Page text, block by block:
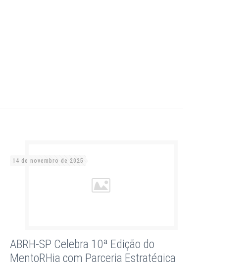
14 de novembro de 2025
ABRH-SP Celebra 10ª Edição do
MentoRHia com Parceria Estratégica